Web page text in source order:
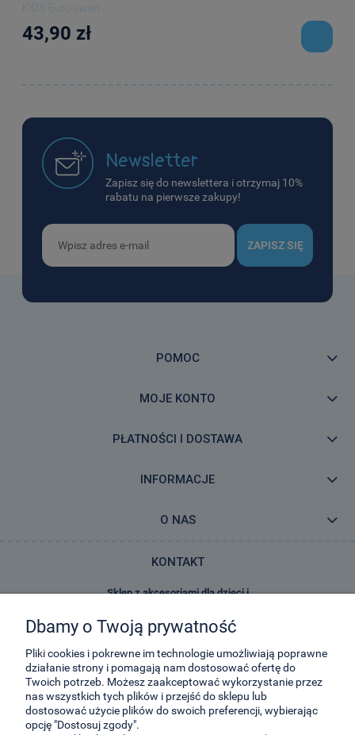
KIDS Euroswan
43,90 zł
Newsletter
Zapisz się do newslettera i otrzymaj 10%
rabatu na pierwsze zakupy!
ZAPISZ SIĘ
POMOC
MOJE KONTO
PŁATNOŚCI I DOSTAWA
INFORMACJE
O NAS
KONTAKT
Sklep z akcesoriami dla dzieci i
29-Listopada 8
32-050 Skawina
kontakt@e-kidsplanet.com
+48 666-414-390
+48 666-414-383
Dbamy o Twoją prywatność
Pliki cookies i pokrewne im technologie umożliwiają poprawne
działanie strony i pomagają nam dostosować ofertę do
Twoich potrzeb. Możesz zaakceptować wykorzystanie przez
nas wszystkich tych plików i przejść do sklepu lub
dostosować użycie plików do swoich preferencji, wybierając
opcję "Dostosuj zgody".